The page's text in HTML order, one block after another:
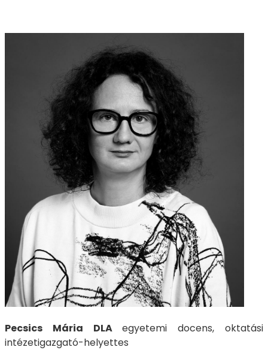
Pecsics Mária DLAegyetemi docens, oktatási
intézetigazgató-helyettes